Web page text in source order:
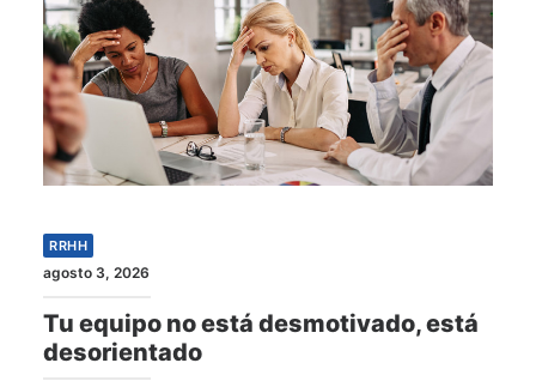
RRHH
agosto 3, 2026
Tu equipo no está desmotivado, está
desorientado